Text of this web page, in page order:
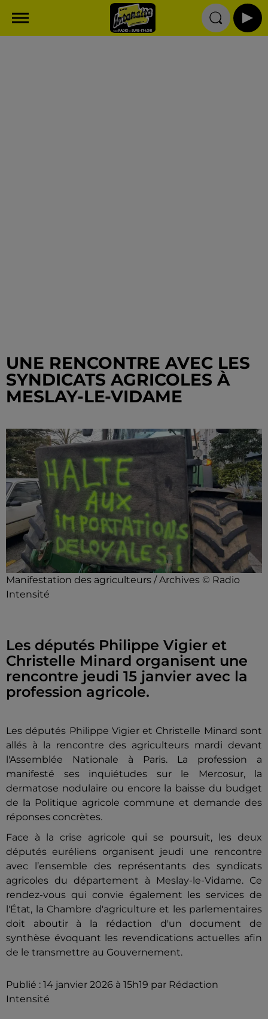
UNE RENCONTRE AVEC LES
SYNDICATS AGRICOLES À
MESLAY-LE-VIDAME
Manifestation des agriculteurs / Archives © Radio
Intensité
Les députés Philippe Vigier et
Christelle Minard organisent une
rencontre jeudi 15 janvier avec la
profession agricole.
Les députés Philippe Vigier et Christelle Minard sont
allés à la rencontre des agriculteurs mardi devant
l'Assemblée Nationale à Paris. La profession a
manifesté ses inquiétudes sur le Mercosur, la
dermatose nodulaire ou encore la baisse du budget
de la Politique agricole commune et demande des
réponses concrètes.
Face à la crise agricole qui se poursuit, les deux
députés euréliens organisent jeudi une rencontre
avec l’ensemble des représentants des syndicats
agricoles du département à Meslay-le-Vidame. Ce
rendez-vous qui convie également les services de
l'État, la Chambre d'agriculture et les parlementaires
doit aboutir à la rédaction d'un document de
synthèse évoquant les revendications actuelles afin
de le transmettre au Gouvernement.
Publié : 14 janvier 2026 à 15h19 par Rédaction
Intensité